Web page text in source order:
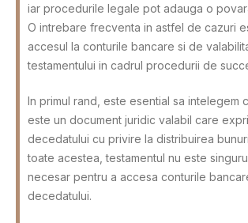
iar procedurile legale pot adauga o
O intrebare frecventa in astfel de cazuri
accesul la conturile bancare si de
testamentului in cadrul procedurii de
In primul rand, este esential sa intelegem
este un document juridic valabil care
decedatului cu privire la distribuirea
toate acestea, testamentul nu este
necesar pentru a accesa conturile
decedatului.